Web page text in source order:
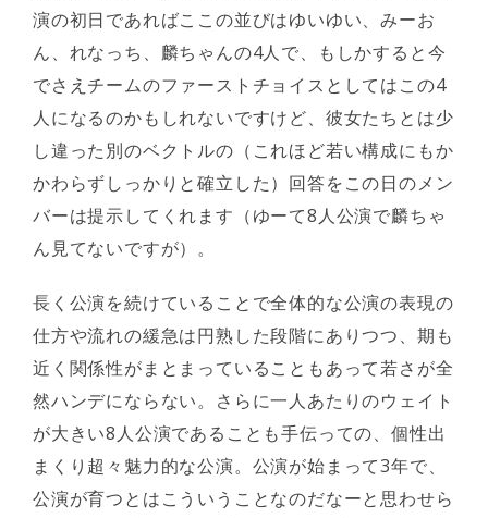
演の初日であればここの並びはゆいゆい、みーお
ん、れなっち、麟ちゃんの4人で、もしかすると今
でさえチームのファーストチョイスとしてはこの4
人になるのかもしれないですけど、彼女たちとは少
し違った別のベクトルの（これほど若い構成にもか
かわらずしっかりと確立した）回答をこの日のメン
バーは提示してくれます（ゆーて8人公演で麟ちゃ
ん見てないですが）。
長く公演を続けていることで全体的な公演の表現の
仕方や流れの緩急は円熟した段階にありつつ、期も
近く関係性がまとまっていることもあって若さが全
然ハンデにならない。さらに一人あたりのウェイト
が大きい8人公演であることも手伝っての、個性出
まくり超々魅力的な公演。公演が始まって3年で、
公演が育つとはこういうことなのだなーと思わせら